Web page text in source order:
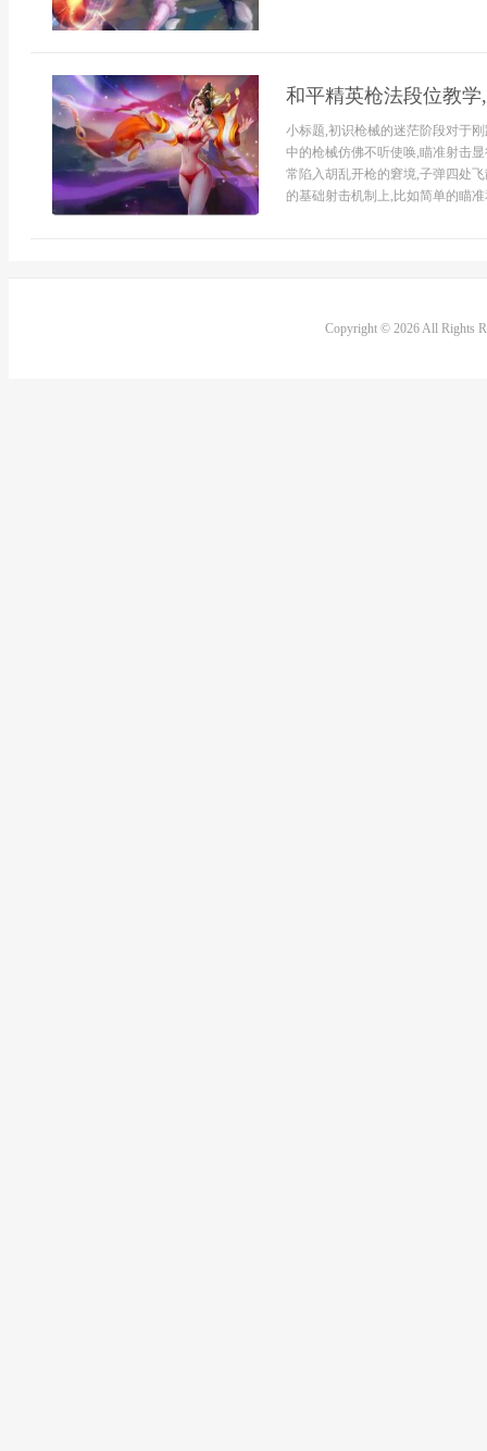
和平精英枪法段位教
小标题,初识枪械的迷茫阶段对于
中的枪械仿佛不听使唤,瞄准射击
常陷入胡乱开枪的窘境,子弹四处
的基础射击机制上,比如简单的瞄
Copyright © 2026 All Rights